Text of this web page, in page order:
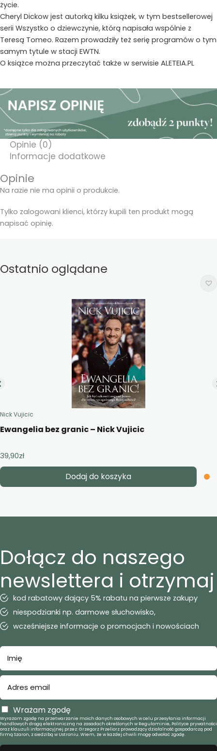
życie.
Cheryl Dickow jest autorką kilku książek, w tym bestsellerowej
serii Wszystko o dziewczynie, którą napisała wspólnie z
Teresą Tomeo. Razem prowadziły też serię programów o tym
samym tytule w stacji EWTN.
O książce można przeczytać także w serwisie ALETEIA.PL
Opinie (0)
Informacje dodatkowe
Opinie
Na razie nie ma opinii o produkcie.
Tylko zalogowani klienci, którzy kupili ten produkt mogą
napisać opinię.
Ostatnio oglądane
Nick Vujicic
Ewangelia bez granic – Nick Vujicic
39,90zł
Dodaj do koszyka
Dołącz do naszego
newslettera i otrzymaj
kod rabatowy dający 5% rabatu na pierwsze zakupy
niespodzianki np. darmowe słuchowisko,
wcześniejsze informacje o promocjach i nowościach
Wrażam zgodę
Wyrażam zgodę na przetwarzanie moich danych osobowych w celu przesyłania informacji
handlowych drogą elektroniczną na zasadach określonych w Regulaminie, Polityce prywatności
oraz klauzuli informacyjnej przez: Grzegorz Przeliorz prowadzący działalność gospodarczą pod
firmą Szaron, z siedzibą w Ustroniu. Wiem, że w każdej chwili mogę odwołać zgodę.